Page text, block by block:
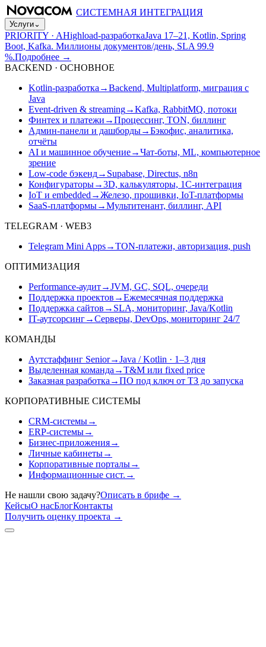
СИСТЕМНАЯ ИНТЕГРАЦИЯ
Услуги⌄
PRIORITY · AHighload-разработкаJava 17–21, Kotlin, Spring
Boot, Kafka. Миллионы документов/день, SLA 99.9
%.Подробнее →
BACKEND · ОСНОВНОЕ
Kotlin-разработка →Backend, Multiplatform, миграция с
Java
Event-driven & streaming→Kafka, RabbitMQ, потоки
Финтех и платежи →Процессинг, TON, биллинг
Админ-панели и дашборды→Бэкофис, аналитика,
отчёты
AI и машинное обучение→Чат-боты, ML, компьютерное
зрение
Low-code бэкенд→ Supabase, Directus, n8n
Конфигураторы→3D, калькуляторы, 1С-интеграция
IoT и embedded →Железо, прошивки, IoT-платформы
SaaS-платформы→Мультитенант, биллинг, API
TELEGRAM · WEB3
Telegram Mini Apps→TON-платежи, авторизация, push
ОПТИМИЗАЦИЯ
Performance-аудит→JVM, GC, SQL, очереди
Поддержка проектов →Ежемесячная поддержка
Поддержка сайтов → SLA, мониторинг, Java/Kotlin
IT-аутсорсинг→Серверы, DevOps, мониторинг 24/7
КОМАНДЫ
Аутстаффинг Senior→Java / Kotlin · 1–3 дня
Выделенная команда →T&M или fixed price
Заказная разработка →ПО под ключ от ТЗ до запуска
КОРПОРАТИВНЫЕ СИСТЕМЫ
CRM-системы→
ERP-системы→
Бизнес-приложения→
Личные кабинеты→
Корпоративные порталы→
Информационные сист. →
Не нашли свою задачу?Описать в брифе →
КейсыО насБлогКонтакты
Получить оценку проекта →